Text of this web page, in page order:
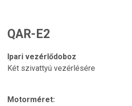
QAR-E2
Ipari vezérlődoboz
Két szivattyú vezérlésére
Motorméret: